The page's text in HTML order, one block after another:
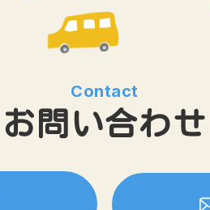
Contact
お問い合わせ